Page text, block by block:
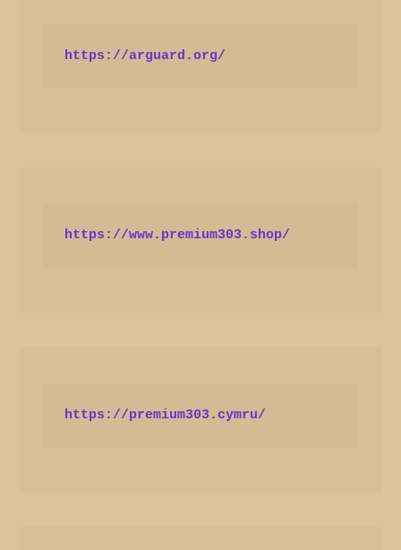
https://arguard.org/
https://www.premium303.shop/
https://premium303.cymru/